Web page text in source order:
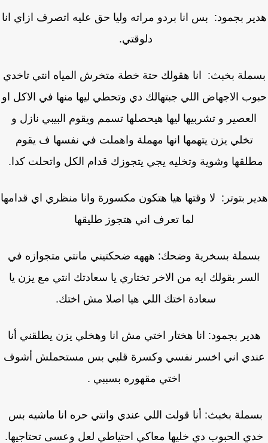
بجمود: بس انا بردو مراته وليا حق عليه اتصرف ازاي انا
دلوقتي.
بخبث: انا هقولك حتة خطة متخرش المياه انتي تاخدي
الاجهاض اللي جبتهالك دي وتحطي ليها منها في الاكل او
العصير و تشربيها ليها هيحصلها تسمم ويقوم البيبي نازل و
تخلي يزن يتهمها انها مهملة واهملت في نفسها ف يقوم
وشوية وتخليه يجي يتجوزك قدام الكل واتحلت كدا.
بتوتر: لا وقتها هيا هتكون مكسورة وانا منظري اي قدامها
لما تعرف اني هتجوز طليقها
بسخرية وضحك: هههه ضحكتيني مانتي متجوازه في
بقولك ايه من الاخر تختاري يا سعادتك انتي مع يزن يا
سعادة اختك اللي هيا اصلا مش اختك.
بجمود: انا هختار اختي مش انا وهخلي يزن يطلقني أنا
اني اخسر نفسي وكسرة قلبي بس مستحملش أشوف
اختي مقهوره بسببي .
بخبث: أنا قولت اللي عندي وانتي حره انا ماشيه بس
الحبوب دي خليها معاكي احتياطي لعل وعسى تحتاجيها.